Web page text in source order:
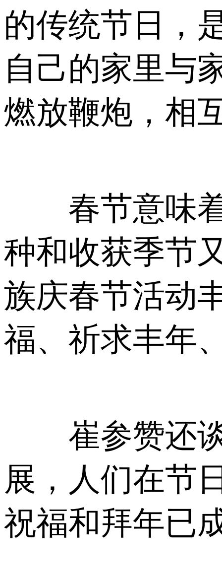
的传统节日，
自己的家里与
燃放鞭炮，相
春节意味着
种和收获季节
族庆春节活动
福、祈求丰年
崔参赞还谈
展，人们在节
祝福和拜年已